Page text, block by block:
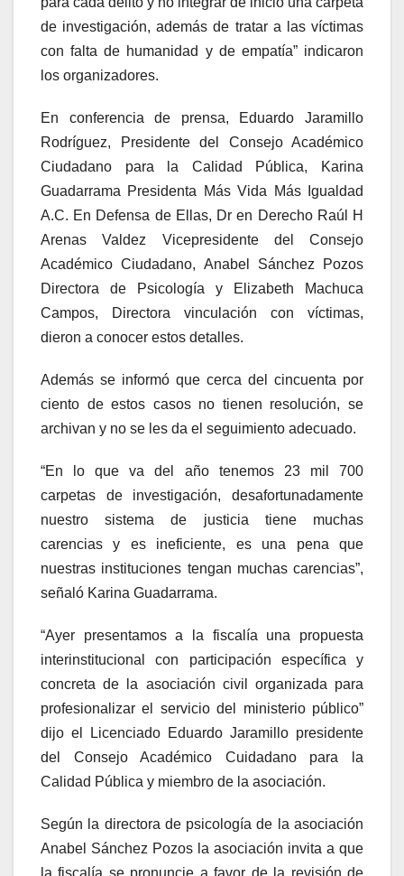
de investigación, además de tratar a las víctimas
con falta de humanidad y de empatía” indicaron
los organizadores.
En conferencia de prensa, Eduardo Jaramillo
Rodríguez, Presidente del Consejo Académico
Ciudadano para la Calidad Pública, Karina
Guadarrama Presidenta Más Vida Más Igualdad
A.C. En Defensa de Ellas, Dr en Derecho Raúl H
Arenas Valdez Vicepresidente del Consejo
Académico Ciudadano, Anabel Sánchez Pozos
Directora de Psicología y Elizabeth Machuca
Campos, Directora vinculación con víctimas,
dieron a conocer estos detalles.
Además se informó que cerca del cincuenta por
ciento de estos casos no tienen resolución, se
archivan y no se les da el seguimiento adecuado.
“En lo que va del año tenemos 23 mil 700
carpetas de investigación, desafortunadamente
nuestro sistema de justicia tiene muchas
carencias y es ineficiente, es una pena que
nuestras instituciones tengan muchas carencias”,
señaló Karina Guadarrama.
“Ayer presentamos a la fiscalía una propuesta
interinstitucional con participación específica y
concreta de la asociación civil organizada para
profesionalizar el servicio del ministerio público”
dijo el Licenciado Eduardo Jaramillo presidente
del Consejo Académico Cuidadano para la
Calidad Pública y miembro de la asociación.
Según la directora de psicología de la asociación
Anabel Sánchez Pozos la asociación invita a que
la fiscalía se pronuncie a favor de la revisión de